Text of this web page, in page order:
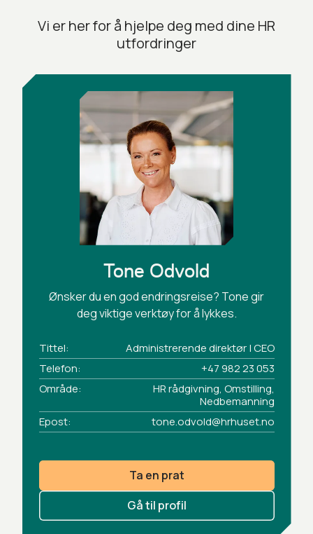
Vi er her for å hjelpe deg med dine HR
utfordringer
Tone Odvold
Ønsker du en god endringsreise? Tone gir
deg viktige verktøy for å lykkes.
Tittel:
Administrerende direktør | CEO
Telefon:
+47 982 23 053
Område:
HR rådgivning, Omstilling,
Nedbemanning
Epost:
tone.odvold@hrhuset.no
Ta en prat
Gå til profil